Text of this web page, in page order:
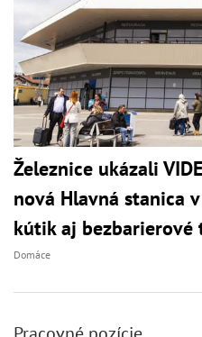
Železnice ukázali
nová Hlavná stanica
kútik aj bezbarierové
Domáce